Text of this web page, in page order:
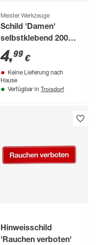
Meister Werkzeuge
Schild 'Damen'
selbstklebend 200 x
48 mm
4,99 €
Keine Lieferung nach
Hause
Verfügbar in Troisdorf
Hinweisschild
'Rauchen verboten'